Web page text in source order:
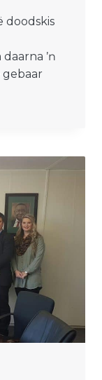
doodskis
ŉ
gebaar